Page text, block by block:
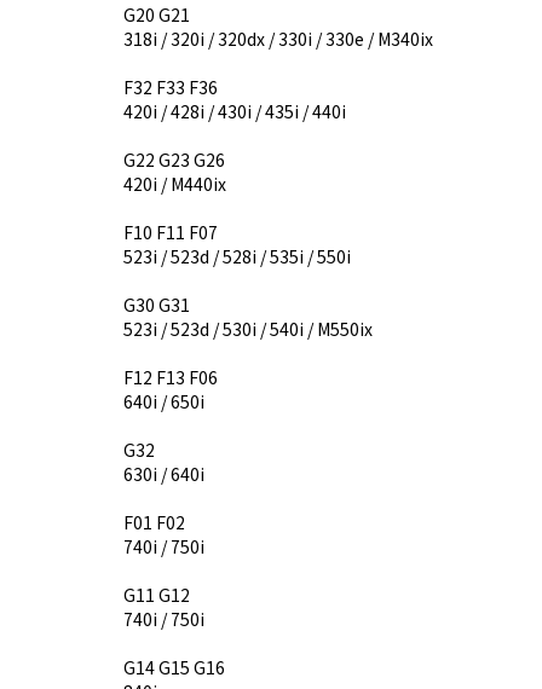
G20 G21
318i / 320i / 320dx / 330i / 330e / M340ix
F32 F33 F36
420i / 428i / 430i / 435i / 440i
G22 G23 G26
420i / M440ix
F10 F11 F07
523i / 523d / 528i / 535i / 550i
G30 G31
523i / 523d / 530i / 540i / M550ix
F12 F13 F06
640i / 650i
G32
630i / 640i
F01 F02
740i / 750i
G11 G12
740i / 750i
G14 G15 G16